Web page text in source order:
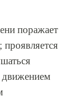
поражает
движением